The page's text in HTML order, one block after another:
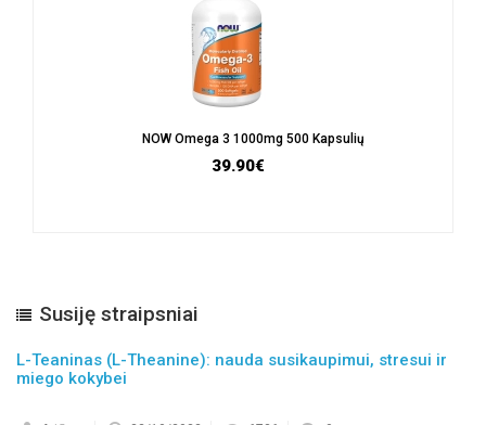
NOW Omega 3 1000mg 500 Kapsulių
39.90€
Susiję straipsniai
L-Teaninas (L-Theanine): nauda susikaupimui, stresui ir
miego kokybei